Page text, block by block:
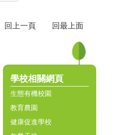
回上一頁 回最上面
學校相關網頁
生態有機校園
教育農園
健康促進學校